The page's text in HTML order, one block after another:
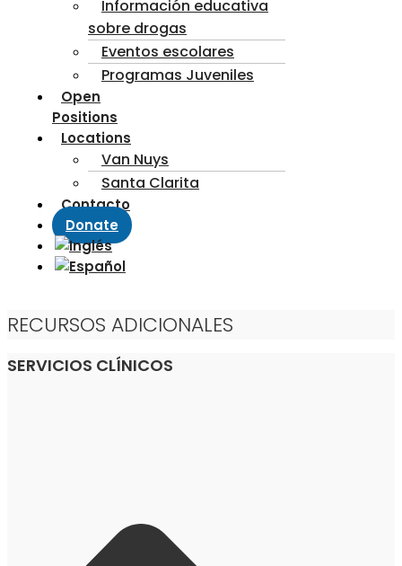
Información educativa
sobre drogas
Eventos escolares
Programas Juveniles
Open
Positions
Locations
Van Nuys
Santa Clarita
Contacto
Donate
RECURSOS ADICIONALES
SERVICIOS CLÍNICOS